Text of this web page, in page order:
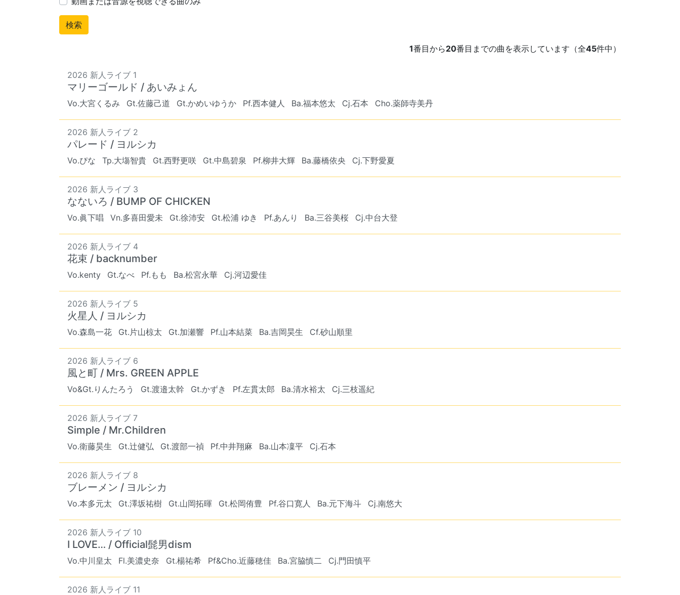
1番目から20番目までの曲を表示しています（全45件中）
2026 新人ライブ 1
マリーゴールド / あいみょん
Vo.大宮くるみ Gt.佐藤己道 Gt.かめいゆうか Pf.西本健人 Ba.福本悠太 Cj.石本 Cho.薬師寺美丹
2026 新人ライブ 2
パレード / ヨルシカ
Vo.ぴな Tp.大塲智貴 Gt.西野更咲 Gt.中島碧泉 Pf.柳井大輝 Ba.藤橋依央 Cj.下野愛夏
2026 新人ライブ 3
なないろ / BUMP OF CHICKEN
Vo.眞下唱 Vn.多喜田愛未 Gt.徐沛安 Gt.松浦 ゆき Pf.あんり Ba.三谷美桜 Cj.中台大登
2026 新人ライブ 4
花束 / backnumber
Vo.kenty Gt.なべ Pf.もも Ba.松宮永華 Cj.河辺愛佳
2026 新人ライブ 5
火星人 / ヨルシカ
Vo.森島一花 Gt.片山椋太 Gt.加瀬響 Pf.山本結菜 Ba.吉岡昊生 Cf.砂山順里
2026 新人ライブ 6
風と町 / Mrs. GREEN APPLE
Vo&Gt.りんたろう Gt.渡邉太幹 Gt.かずき Pf.左貫太郎 Ba.清水裕太 Cj.三枝遥紀
2026 新人ライブ 7
Simple / Mr.Children
Vo.衛藤昊生 Gt.辻健弘 Gt.渡部一禎 Pf.中井翔麻 Ba.山本凜平 Cj.石本
2026 新人ライブ 8
ブレーメン / ヨルシカ
Vo.本多元太 Gt.澤坂祐樹 Gt.山岡拓暉 Gt.松岡侑豊 Pf.谷口寛人 Ba.元下海斗 Cj.南悠大
2026 新人ライブ 10
I LOVE… / Official髭男dism
Vo.中川皇太 Fl.美濃史奈 Gt.楊祐希 Pf&Cho.近藤穂佳 Ba.宮脇慎二 Cj.門田慎平
2026 新人ライブ 11